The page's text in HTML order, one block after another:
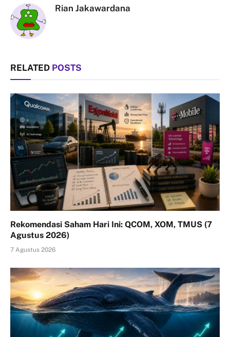
Rian Jakawardana
RELATED POSTS
Rekomendasi Saham Hari Ini: QCOM, XOM, TMUS (7
Agustus 2026)
7 Agustus 2026